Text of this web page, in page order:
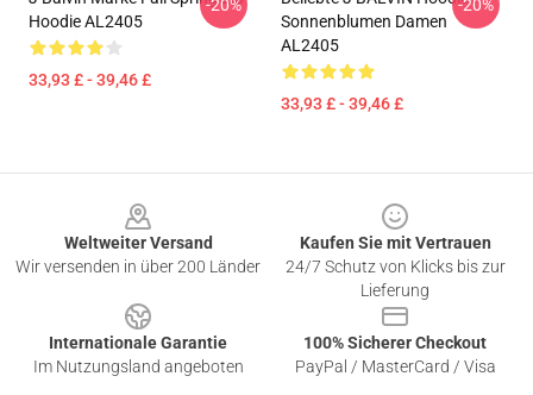
Hoodie AL2405
33,93 £ - 39,46 £
-20%
Sonnenblumen Damen
AL2405
33,93 £ - 39,46 £
-20%
Weltweiter Versand
Wir versenden in über 200 Länder
Kaufen Sie mit Vertrauen
24/7 Schutz von Klicks bis zur
Lieferung
Internationale Garantie
Im Nutzungsland angeboten
100% Sicherer Checkout
PayPal / MasterCard / Visa